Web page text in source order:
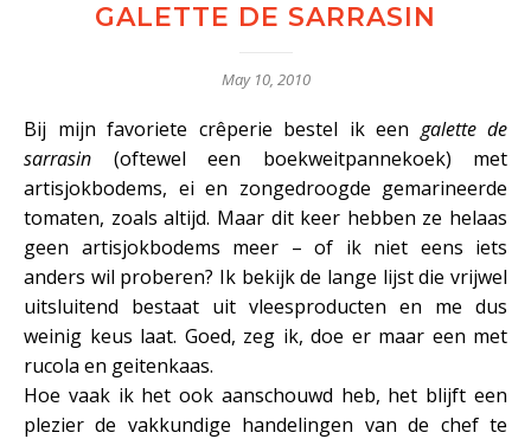
GALETTE DE SARRASIN
May 10, 2010
Bij mijn favoriete crêperie bestel ik een galette de
sarrasin (oftewel een boekweitpannekoek) met
artisjokbodems, ei en zongedroogde gemarineerde
tomaten, zoals altijd. Maar dit keer hebben ze helaas
geen artisjokbodems meer – of ik niet eens iets
anders wil proberen? Ik bekijk de lange lijst die vrijwel
uitsluitend bestaat uit vleesproducten en me dus
weinig keus laat. Goed, zeg ik, doe er maar een met
rucola en geitenkaas.
Hoe vaak ik het ook aanschouwd heb, het blijft een
plezier de vakkundige handelingen van de chef te